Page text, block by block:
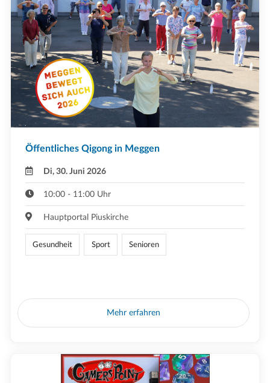
Öffentliches Qigong in Meggen
Di, 30. Juni 2026
10:00 - 11:00 Uhr
Hauptportal Piuskirche
Gesundheit Sport Senioren
Mehr erfahren